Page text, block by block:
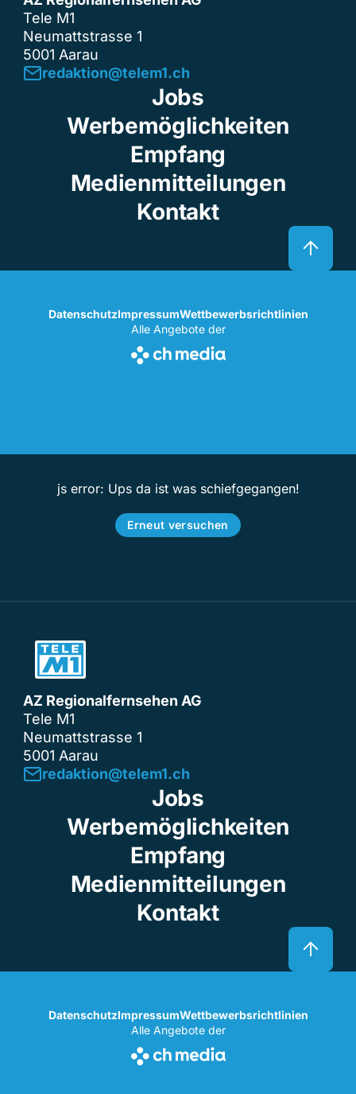
Tele M1
Neumattstrasse 1
5001 Aarau
redaktion@telem1.ch
Jobs
Werbemöglichkeiten
Empfang
Medienmitteilungen
Kontakt
DatenschutzImpressumWettbewerbsrichtlinien
Alle Angebote der
js error: Ups da ist was schiefgegangen!
Erneut versuchen
AZ Regionalfernsehen AG
Tele M1
Neumattstrasse 1
5001 Aarau
redaktion@telem1.ch
Jobs
Werbemöglichkeiten
Empfang
Medienmitteilungen
Kontakt
DatenschutzImpressumWettbewerbsrichtlinien
Alle Angebote der